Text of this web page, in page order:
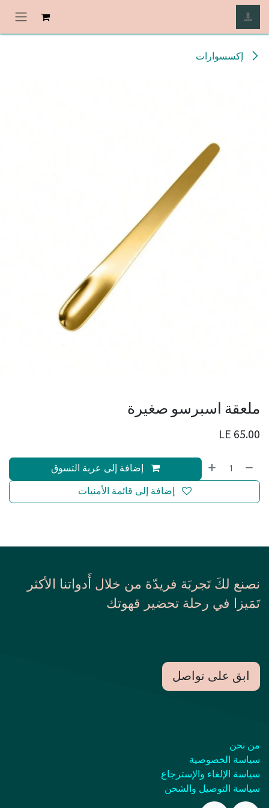
تخطي للذهاب إلى المحتوى
إكسسوارات
ملعقة اسبرسو صغيرة
65.00
إضافة إلى عربة التسوق
إضافة إلى قائمة الأمنيات
نصنع لكَ تَجربَة فريدّة من خلال أَدواتنا الأكثر
تَمَيزا في رحلة تحضير قهوتك
ابق على تواصل
من نحن
سياسة الخصوصية
سياسة الإلغاء والإسترجاع
سياسة التوصيل والشحن